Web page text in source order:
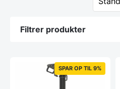
Filtrer produkter
SPAR OP TIL 9%